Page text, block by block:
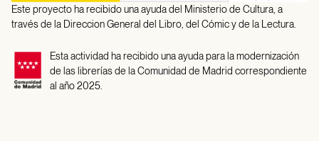
Este proyecto ha recibido una ayuda del Ministerio de Cultura, a
través de la Direccion General del Libro, del Cómic y de la Lectura.
Esta actividad ha recibido una ayuda para la modernización
de las librerías de la Comunidad de Madrid correspondiente
al año 2025.